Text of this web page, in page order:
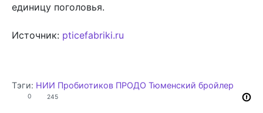
единицу поголовья.
Источник: pticefabriki.ru
Тэги: НИИ Пробиотиков ПРОДО Тюменский бройлер
0 245